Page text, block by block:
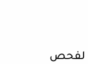
لفحص